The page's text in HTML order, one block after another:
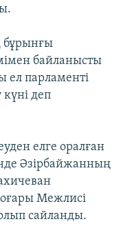
бұрынғы
байланысты
ел парламенті
деп
елге оралған
Әзірбайжанның
Межлисі
сайланды.